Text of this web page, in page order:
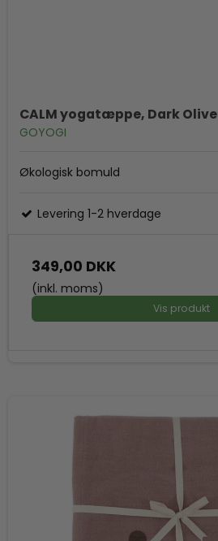
CALM yogatæppe, Dark Olive
GOYOGI
Økologisk bomuld
Levering 1-2 hverdage
349,00 DKK
(inkl. moms)
Vis produkt